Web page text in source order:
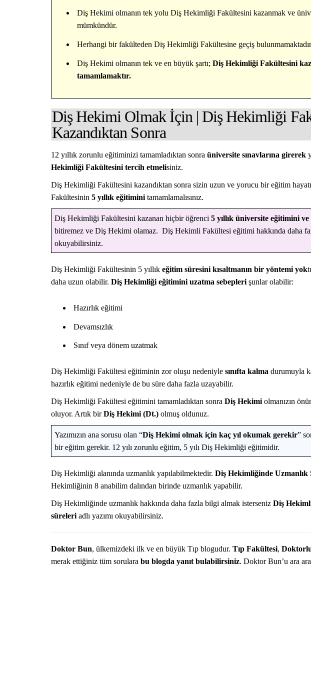
Diş Hekimi olmanın tek yolu Diş Hekimliği Fakültesini kazanmak ve
mümkündür.
Herhangi bir fakülteden Diş Hekimliği Fakültesine geçiş
Diş Hekimi olmanın tek ve en büyük şartı; Diş Hekimliği Fakültesini
tamamlamaktır.
Diş Hekimi Olmak İçin | Diş Hekimliği
Kazandıktan Sonra
12 yıllık zorunlu eğitiminizi tamamladıktan sonra üniversite sınavlarına girerek
Hekimliği Fakültesini tercih etmelisiniz.
Diş Hekimliği Fakültesini kazandıktan sonra sizin uzun ve yorucu bir eğitim
Fakültesinin 5 yıllık eğitiminitamamlamalısınız.
Diş Hekimliği Fakültesini kazanan hiçbir öğrenci 5 yıllık üniversite eğitimini ve
bitiremez ve Diş Hekimi olamaz. Diş Hekimli Fakültesi eğitimi hakkında daha
okuyabilirsiniz.
Diş Hekimliği Fakültesinin 5 yıllık eğitim süresini kısaltmanın bir yöntemi yok
daha uzun olabilir. Diş Hekimliği eğitimini uzatma sebeplerişunlar olabilir:
Hazırlık eğitimi
Devamsızlık
Sınıf veya dönem uzatmak
Diş Hekimliği Fakültesi eğitiminin zor oluşu nedeniyle sınıfta kalma durumuyla
hazırlık eğitimi nedeniyle de bu süre daha fazla uzayabilir.
Diş Hekimliği Fakültesi eğitimini tamamladıktan sonra Diş Hekimi olmanızın
oluyor. Artık birDiş Hekimi (Dt.) olmuş oldunuz.
Yazımızın ana sorusu olan “Diş Hekimi olmak için kaç yıl okumak gerekir”
bir eğitim gerekir. 12 yılı zorunlu eğitim, 5 yılı Diş Hekimliği eğitimidir.
Diş Hekimliği alanında uzmanlık yapılabilmektedir. Diş Hekimliğinde Uzmanlık
Hekimliğinin 8 anabilim dalından birinde uzmanlık yapabilir.
Diş Hekimliğinde uzmanlık hakkında daha fazla bilgi almak isterseniz Diş
süreleri adlı yazımı okuyabilirsiniz.
Doktor Bun, ülkemizdeki ilk ve en büyük Tıp blogudur. Tıp Fakültesi,
merak ettiğiniz tüm sorulara bu blogda yanıt bulabilirsiniz. Doktor Bun’u ara
DOKTOR BUN'DAN
TıpDil Sınav Başvurusu Nasıl
Yapılır?